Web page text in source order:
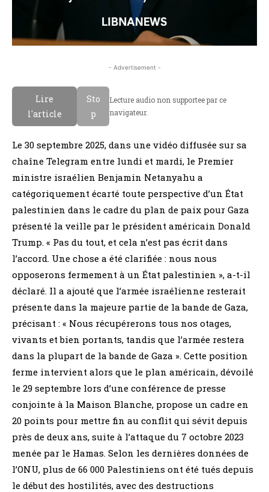
- Advertisement -
Lire
l'article
Sto
p
Lecture audio non supportee par ce
navigateur.
Le 30 septembre 2025, dans une vidéo diffusée sur sa
chaîne Telegram entre lundi et mardi, le Premier
ministre israélien Benjamin Netanyahu a
catégoriquement écarté toute perspective d’un État
palestinien dans le cadre du plan de paix pour Gaza
présenté la veille par le président américain Donald
Trump. « Pas du tout, et cela n’est pas écrit dans
l’accord. Une chose a été clarifiée : nous nous
opposerons fermement à un État palestinien », a-t-il
déclaré. Il a ajouté que l’armée israélienne resterait
présente dans la majeure partie de la bande de Gaza,
précisant : « Nous récupérerons tous nos otages,
vivants et bien portants, tandis que l’armée restera
dans la plupart de la bande de Gaza ». Cette position
ferme intervient alors que le plan américain, dévoilé
le 29 septembre lors d’une conférence de presse
conjointe à la Maison Blanche, propose un cadre en
20 points pour mettre fin au conflit qui sévit depuis
près de deux ans, suite à l’attaque du 7 octobre 2023
menée par le Hamas. Selon les dernières données de
l’ONU, plus de 66 000 Palestiniens ont été tués depuis
le début des hostilités, avec des destructions